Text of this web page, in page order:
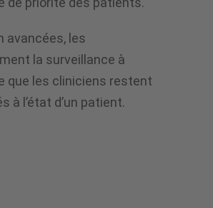
avancées, les
la surveillance à
que les cliniciens restent
l’état d’un patient.